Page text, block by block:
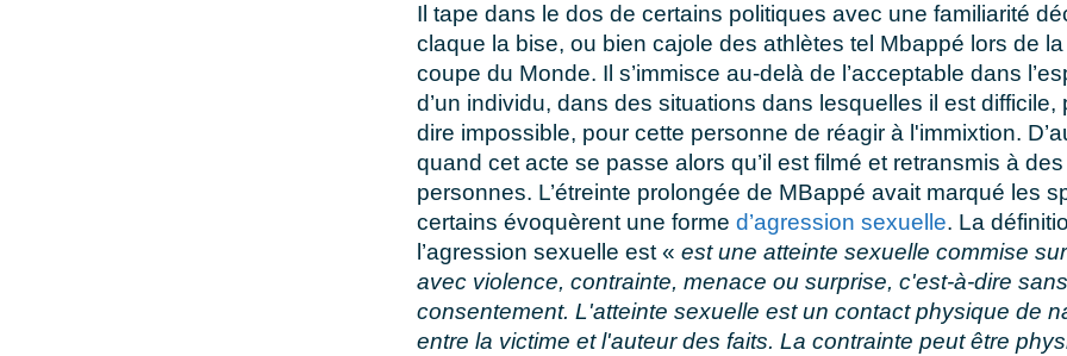
Il tape dans le dos de certains politiques avec une familiarité
claque la bise, ou bien cajole des athlètes tel Mbappé lors de
coupe du Monde. Il s’immisce au-delà de l’acceptable dans
d’un individu, dans des situations dans lesquelles il est difficile,
dire impossible, pour cette personne de réagir à l'immixtion.
quand cet acte se passe alors qu’il est filmé et retransmis à
personnes. L’étreinte prolongée de MBappé avait marqué les
certains évoquèrent une forme d’agression sexuelle. La
l’agression sexuelle est « est une atteinte sexuelle commise
avec violence, contrainte, menace ou surprise, c'est-à-dire
consentement. L'atteinte sexuelle est un contact physique de
entre la victime et l'auteur des faits. La contrainte peut être